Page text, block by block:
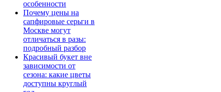
особенности
Почему цены на
сапфировые серьги в
Москве могут
отличаться в разы:
подробный разбор
Красивый букет вне
зависимости от
сезона: какие цветы
доступны круглый